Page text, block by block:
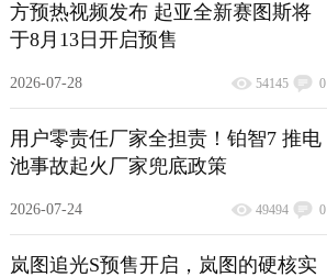
方预热视频发布 起亚全新赛图斯将
于8月13日开启预售
2026-07-28 54145 0
用户零责任厂家全担责！铂智7 推电
池事故起火厂家兜底政策
2026-07-24 49494 0
岚图追光S预售开启，岚图的硬核实